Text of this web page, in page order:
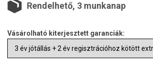
Rendelhető, 3 munkanap
Vásárolható kiterjesztett garanciák: